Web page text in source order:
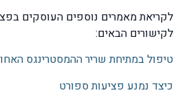
לקריאת מאמרים נוספים העוסקים
לקישורים הבאים:
טיפול במתיחת שריר ההמסטרינגס
כיצד נמנע פציעות ספורט